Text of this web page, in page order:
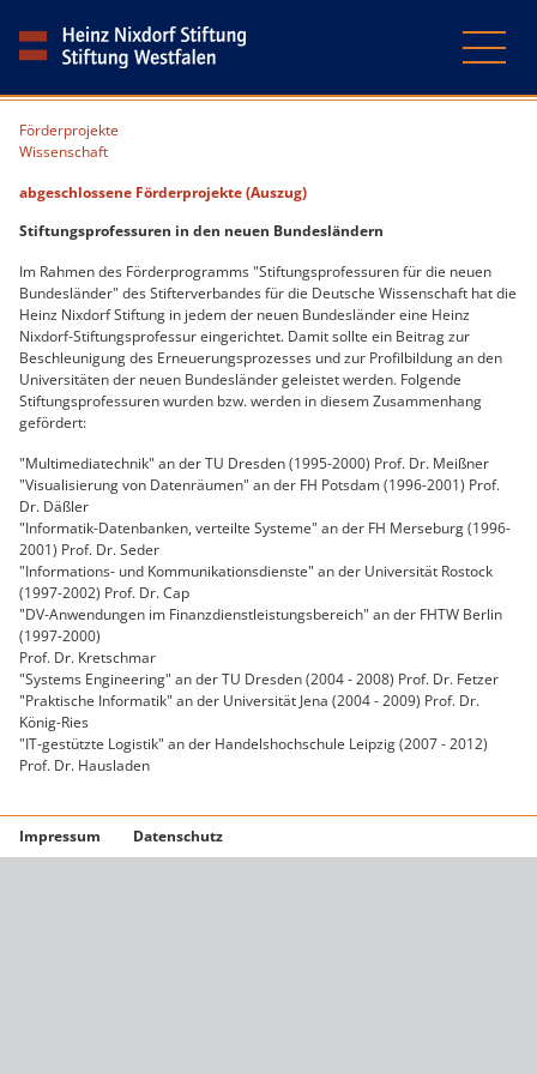
Förderprojekte
Wissenschaft
abgeschlossene Förderprojekte (Auszug)
Stiftungsprofessuren in den neuen Bundesländern
Im Rahmen des Förderprogramms "Stiftungsprofessuren für die neuen
Bundesländer" des Stifterverbandes für die Deutsche Wissenschaft hat die
Heinz Nixdorf Stiftung in jedem der neuen Bundesländer eine Heinz
Nixdorf-Stiftungsprofessur eingerichtet. Damit sollte ein Beitrag zur
Beschleunigung des Erneuerungsprozesses und zur Profilbildung an den
Universitäten der neuen Bundesländer geleistet werden. Folgende
Stiftungsprofessuren wurden bzw. werden in diesem Zusammenhang
gefördert:
"Multimediatechnik" an der TU Dresden (1995-2000) Prof. Dr. Meißner
"Visualisierung von Datenräumen" an der FH Potsdam (1996-2001) Prof.
Dr. Däßler
"Informatik-Datenbanken, verteilte Systeme" an der FH Merseburg (1996-
2001) Prof. Dr. Seder
"Informations- und Kommunikationsdienste" an der Universität Rostock
(1997-2002) Prof. Dr. Cap
"DV-Anwendungen im Finanzdienstleistungsbereich" an der FHTW Berlin
(1997-2000)
Prof. Dr. Kretschmar
"Systems Engineering" an der TU Dresden (2004 - 2008) Prof. Dr. Fetzer
"Praktische Informatik" an der Universität Jena (2004 - 2009) Prof. Dr.
König-Ries
"IT-gestützte Logistik" an der Handelshochschule Leipzig (2007 - 2012)
Prof. Dr. Hausladen
Impressum Datenschutz